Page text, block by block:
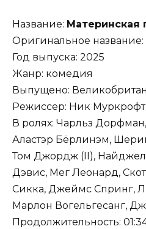
Название: Материнская
Оригинальное название:
Год выпуска: 2025
Жанр: комедия
Выпущено:
Режиссер: Ник Муркрофт
В ролях: Чарльз
Аластэр Бёрлинэм,
Том Джордж (II), Найджел
Дэвис, Мег Леонард,
Сикка, Джеймс Спринг,
Марлон Вогельгесанг,
Продолжительность: